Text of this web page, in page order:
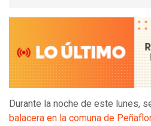
Durante la noche de este lunes,
balacera en la comuna de